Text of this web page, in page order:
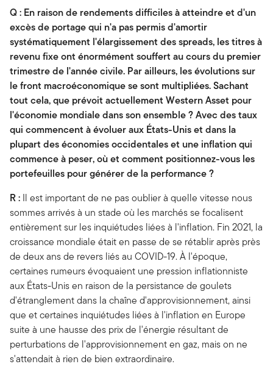
Q : En raison de rendements difficiles à atteindre et d'un
excès de portage qui n'a pas permis d'amortir
systématiquement l'élargissement des spreads, les titres à
revenu fixe ont énormément souffert au cours du premier
trimestre de l'année civile. Par ailleurs, les évolutions sur
le front macroéconomique se sont multipliées. Sachant
tout cela, que prévoit actuellement Western Asset pour
l'économie mondiale dans son ensemble ? Avec des taux
qui commencent à évoluer aux États-Unis et dans la
plupart des économies occidentales et une inflation qui
commence à peser, où et comment positionnez-vous les
portefeuilles pour générer de la performance ?
R : Il est important de ne pas oublier à quelle vitesse nous
sommes arrivés à un stade où les marchés se focalisent
entièrement sur les inquiétudes liées à l'inflation. Fin 2021, la
croissance mondiale était en passe de se rétablir après près
de deux ans de revers liés au COVID-19. À l'époque,
certaines rumeurs évoquaient une pression inflationniste
aux États-Unis en raison de la persistance de goulets
d'étranglement dans la chaîne d'approvisionnement, ainsi
que et certaines inquiétudes liées à l'inflation en Europe
suite à une hausse des prix de l'énergie résultant de
perturbations de l'approvisionnement en gaz, mais on ne
s'attendait à rien de bien extraordinaire.